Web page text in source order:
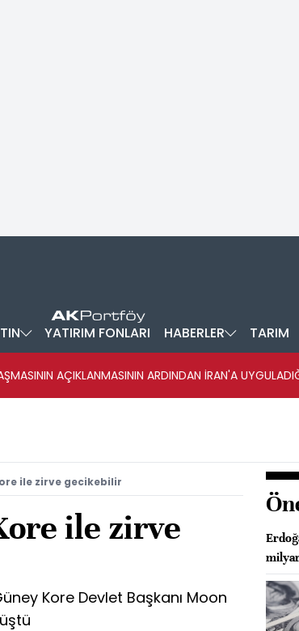
YATIRIM FONLARI HABERLER TARIM
AÇIKLANMASININ ARDINDAN İRAN'A
ile zirve gecikebilir
ile zirve
Kore Devlet Başkanı Moon